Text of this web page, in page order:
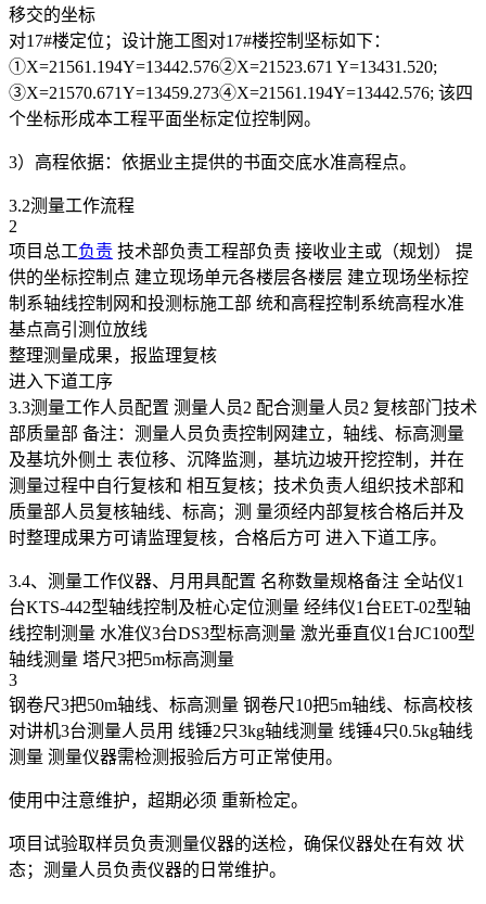
移交的坐标
对17#楼定位；设计施工图对17#楼控制坚标如下：
①X=21561.194Y=13442.576②X=21523.671 Y=13431.520;
③X=21570.671Y=13459.273④X=21561.194Y=13442.576; 该四
个坐标形成本工程平面坐标定位控制网。
3）高程依据：依据业主提供的书面交底水准高程点。
3.2测量工作流程
2
项目总工负责 技术部负责工程部负责 接收业主或（规划） 提
供的坐标控制点 建立现场单元各楼层各楼层 建立现场坐标控
制系轴线控制网和投测标施工部 统和高程控制系统高程水准
基点高引测位放线
整理测量成果，报监理复核
进入下道工序
3.3测量工作人员配置 测量人员2 配合测量人员2 复核部门技术
部质量部 备注：测量人员负责控制网建立，轴线、标高测量
及基坑外侧土 表位移、沉降监测，基坑边坡开挖控制，并在
测量过程中自行复核和 相互复核；技术负责人组织技术部和
质量部人员复核轴线、标高；测 量须经内部复核合格后并及
时整理成果方可请监理复核，合格后方可 进入下道工序。
3.4、测量工作仪器、月用具配置 名称数量规格备注 全站仪1
台KTS-442型轴线控制及桩心定位测量 经纬仪1台EET-02型轴
线控制测量 水准仪3台DS3型标高测量 激光垂直仪1台JC100型
轴线测量 塔尺3把5m标高测量
3
钢卷尺3把50m轴线、标高测量 钢卷尺10把5m轴线、标高校核
对讲机3台测量人员用 线锤2只3kg轴线测量 线锤4只0.5kg轴线
测量 测量仪器需检测报验后方可正常使用。
使用中注意维护，超期必须 重新检定。
项目试验取样员负责测量仪器的送检，确保仪器处在有效 状
态；测量人员负责仪器的日常维护。